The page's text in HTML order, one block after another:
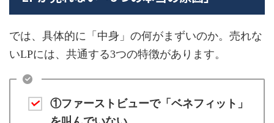
では、具体的に「中身」の何がまずいのか。売れな
いLPには、共通する3つの特徴があります。
①ファーストビューで「ベネフィット」